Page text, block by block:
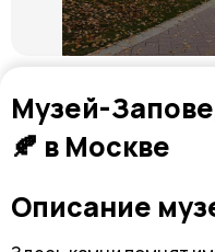
Музей-
🍂 в Москве
Описание